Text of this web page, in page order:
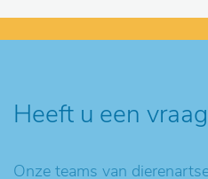
Heeft u een
Onze teams van